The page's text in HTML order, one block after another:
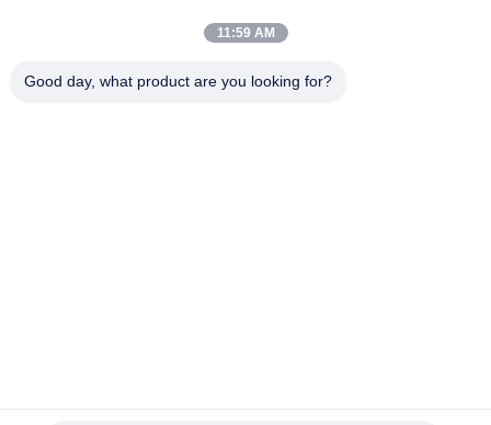
Bad Request
11:59 AM
Good day, what product are you looking for?